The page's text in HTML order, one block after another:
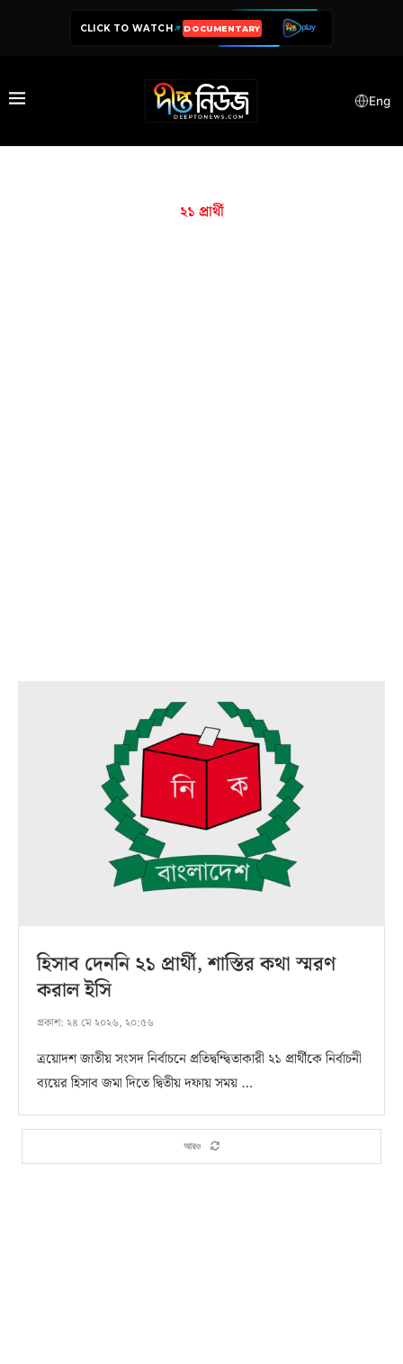
CLICK TO WATCH DOCUMENTARY
Eng
২১ প্রার্থী
হিসাব দেননি ২১ প্রার্থী, শাস্তির কথা স্মরণ
করাল ইসি
প্রকাশ: ২৪ মে ২০২৬, ২০:৫৬
ত্রয়োদশ জাতীয় সংসদ নির্বাচনে প্রতিদ্বন্দ্বিতাকারী ২১ প্রার্থীকে নির্বাচনী
ব্যয়ের হিসাব জমা দিতে দ্বিতীয় দফায় সময় …
আরও